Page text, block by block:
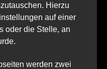
Hierzu
auf einer
oder die Stelle, an
werden zwei